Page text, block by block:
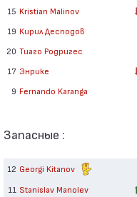
15 Kristian Malinov
19 Кирил Десподов
20 Тиаго Родригес
17 Энрике
9 Fernando Karanga
Запасные :
12 Georgi Kitanov
11 Stanislav Manolev